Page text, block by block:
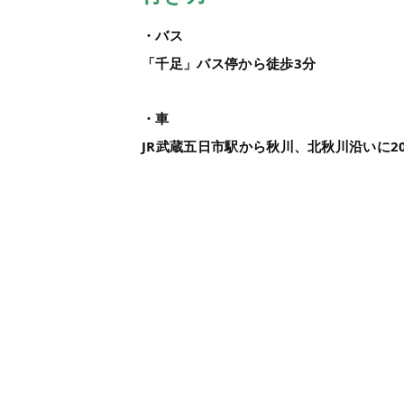
・バス
「千足」バス停から徒歩3分
・車
JR武蔵五日市駅から秋川、北秋川沿いに